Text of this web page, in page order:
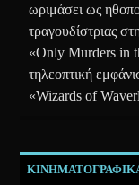
ωριμάσει ως
τραγουδίστριας
«Only Murders in
τηλεοπτική
«Wizards of